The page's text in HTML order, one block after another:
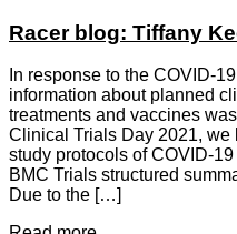
Racer blog: Tiffany
In response to the COVID-
information about planned
treatments and vaccines
Clinical Trials Day 2021, we
study protocols of COVID-
BMC Trials structured
Due to the […]